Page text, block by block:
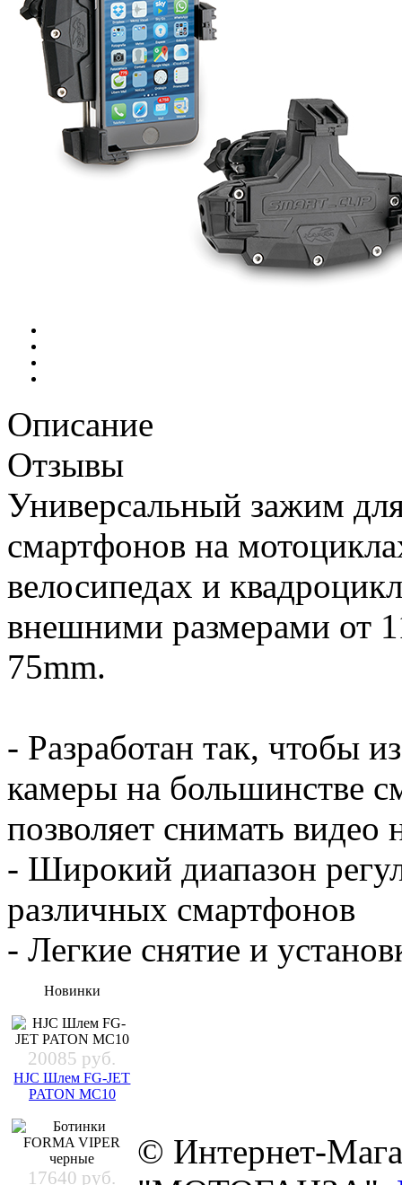
Описание
Отзывы
Универсальный зажим
смартфонов на
велосипедах и
внешними размерами от
75mm.
- Разработан так, чтобы
камеры на большинстве
позволяет снимать видео
- Широкий диапазон
различных смартфонов
- Легкие снятие и
Новинки
20085 руб.
HJC Шлем FG-JET
PATON MC10
17640 руб.
© Интернет-